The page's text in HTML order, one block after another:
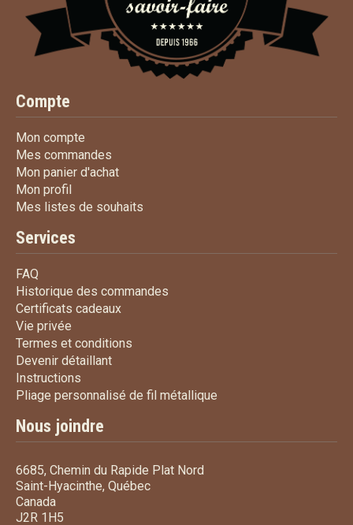
Compte
Mon compte
Mes commandes
Mon panier d'achatMon panier d'achat
Mon profil
Mes listes de souhaits
Services
FAQ
Historique des commandes
Certificats cadeauxCertificats cadeaux
Vie privée
Termes et conditions
Devenir détaillantDevenir détaillant
Instructions
Pliage personnalisé de fil métallique
Nous joindre
6685, Chemin du Rapide Plat Nord
Saint-Hyacinthe, Québec
Canada
J2R 1H5